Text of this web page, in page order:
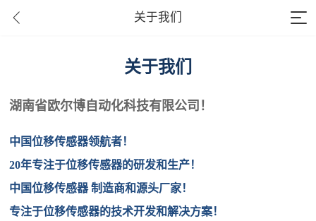
关于我们
关于我们
湖南省欧尔博自动化科技有限公司！
中国位移传感器领航者！
20年专注于位移传感器的研发和生产！
中国位移传感器 制造商和源头厂家！
专注于位移传感器的技术开发和解决方案！